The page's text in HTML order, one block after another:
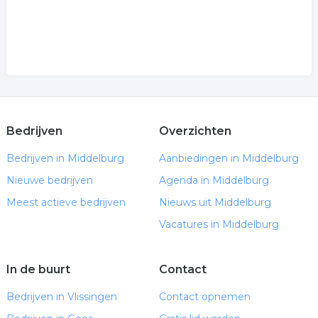
Bedrijven
Bedrijven in Middelburg
Nieuwe bedrijven
Meest actieve bedrijven
Overzichten
Aanbiedingen in Middelburg
Agenda in Middelburg
Nieuws uit Middelburg
Vacatures in Middelburg
In de buurt
Bedrijven in Vlissingen
Contact
Contact opnemen